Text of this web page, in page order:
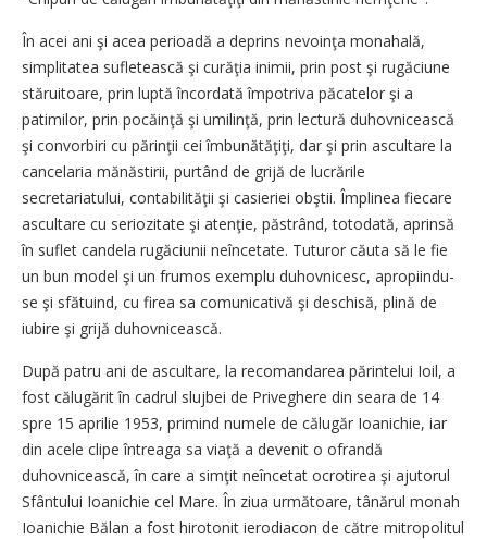
În acei ani şi acea perioadă a deprins nevoinţa monahală,
simplitatea sufletească şi curăţia inimii, prin post şi rugăciune
stăruitoare, prin luptă încordată împotriva păcatelor şi a
patimilor, prin pocăinţă şi umilinţă, prin lectură duhovnicească
şi convorbiri cu părinţii cei îmbunătăţiţi, dar şi prin ascultare la
cancelaria mănăstirii, purtând de grijă de lucrările
secretariatului, contabilităţii şi casieriei obştii. Împlinea fiecare
ascultare cu seriozitate şi atenţie, păstrând, totodată, aprinsă
în suflet candela rugăciunii neîncetate. Tuturor căuta să le fie
un bun model şi un frumos exemplu duhovnicesc, apropiindu-
se şi sfătuind, cu firea sa comunicativă şi deschisă, plină de
iubire şi grijă duhovnicească.
După patru ani de ascultare, la recomandarea părintelui Ioil, a
fost călugărit în cadrul slujbei de Priveghere din seara de 14
spre 15 aprilie 1953, primind numele de călugăr Ioanichie, iar
din acele clipe întreaga sa viaţă a devenit o ofrandă
duhovnicească, în care a simţit neîncetat ocrotirea şi ajutorul
Sfântului Ioanichie cel Mare. În ziua următoare, tânărul monah
Ioanichie Bălan a fost hirotonit ierodiacon de către mitropolitul